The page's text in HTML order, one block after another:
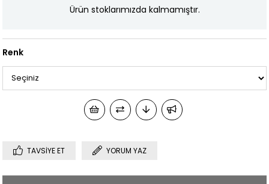
Ürün stoklarımızda kalmamıştır.
Renk
TAVSIYE ET YORUM YAZ